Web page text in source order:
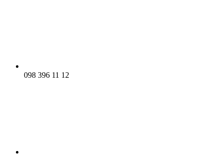
098 396 11 12